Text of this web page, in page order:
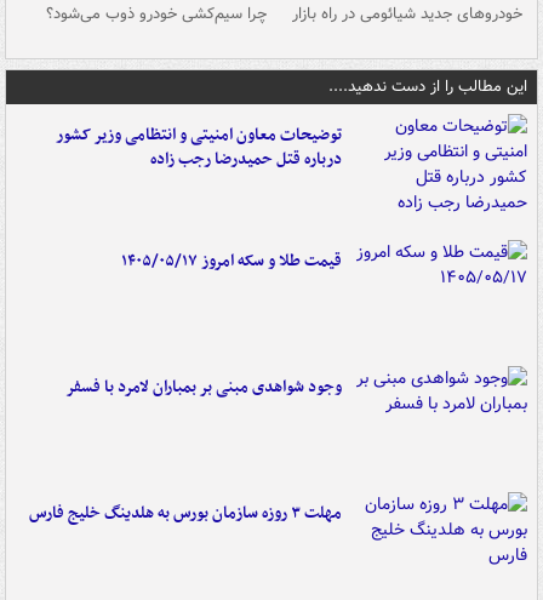
خودروهای جدید شیائومی در راه بازار چرا سیم‌کشی خودرو ذوب می‌شود؟
این مطالب را از دست ندهید....
توضیحات معاون امنیتی و انتظامی وزیر کشور
درباره قتل حمیدرضا رجب زاده
قیمت طلا و سکه امروز ۱۴۰۵/۰۵/۱۷
وجود شواهدی مبنی بر بمباران لامرد با فسفر
مهلت ۳ روزه سازمان بورس به هلدینگ خلیج فارس